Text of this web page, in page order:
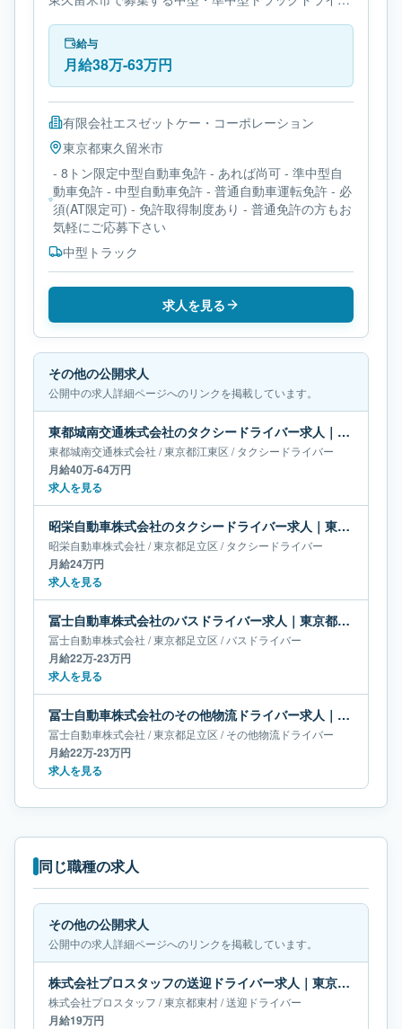
ー求人です。使用車種は中型トラックです。必要免許
は- 8トン限定中型自動車免許です。
給与
月給38万-63万円
有限会社エスゼットケー・コーポレーション
東京都東久留米市
- 8トン限定中型自動車免許 - あれば尚可 - 準中型自
動車免許 - 中型自動車免許 - 普通自動車運転免許 - 必
須(AT限定可) - 免許取得制度あり - 普通免許の方もお
気軽にご応募下さい
中型トラック
求人を見る
その他の公開求人
公開中の求人詳細ページへのリンクを掲載しています。
東都城南交通株式会社のタクシードライバー求人｜東京都江東区｜月給40万-64万円
東都城南交通株式会社 /東京都江東区 /タクシードライバー
月給40万-64万円
求人を見る
昭栄自動車株式会社のタクシードライバー求人｜東京都足立区｜月給24万円
昭栄自動車株式会社 /東京都足立区 /タクシードライバー
月給24万円
求人を見る
冨士自動車株式会社のバスドライバー求人｜東京都足立区｜月給22万-23万円
冨士自動車株式会社 /東京都足立区 /バスドライバー
月給22万-23万円
求人を見る
冨士自動車株式会社のその他物流ドライバー求人｜東京都足立区｜月給22万-23万円
冨士自動車株式会社 /東京都足立区 /その他物流ドライバー
月給22万-23万円
求人を見る
同じ職種の求人
その他の公開求人
公開中の求人詳細ページへのリンクを掲載しています。
株式会社プロスタッフの送迎ドライバー求人｜東京都東村｜月給19万円
株式会社プロスタッフ /東京都東村/送迎ドライバー
月給19万円